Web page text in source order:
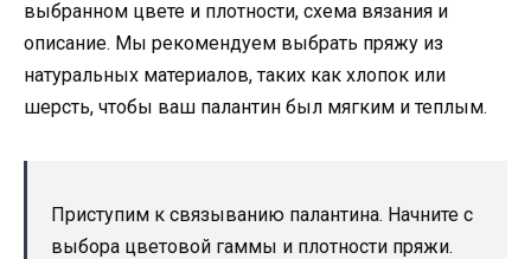
выбранном цвете и плотности, схема вязания и
описание. Мы рекомендуем выбрать пряжу из
натуральных материалов, таких как хлопок или
шерсть, чтобы ваш палантин был мягким и теплым.
Приступим к связыванию палантина. Начните с
выбора цветовой гаммы и плотности пряжи.